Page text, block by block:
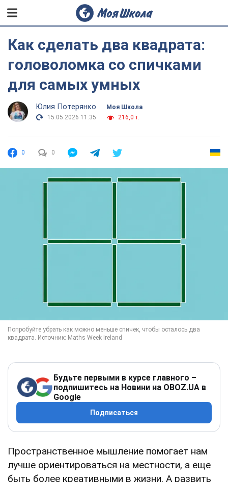
Как сделать два квадрата:
головоломка со спичками
для самых умных
Юлия Потерянко
Моя Школа
15.05.2026 11:35
216,0 т.
0 0
Будьте первыми в курсе главного –
подпишитесь на Новини на OBOZ.UA в
Google
Подписаться
Пространственное мышление помогает нам
лучше ориентироваться на местности, а еще
быть более креативными в жизни. А развить